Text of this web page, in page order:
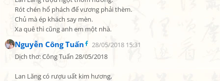
Rót chén hổ phách đế vương phải thèm.
Chủ mà ép khách say mèn.
Xa quê thì cũng anh em một nhà.
Nguyễn Công Tuấn
28/05/2018 15:31
Dịch thơ: Công Tuấn 28/05/2018
Lan Lăng có rượu uất kim hương,